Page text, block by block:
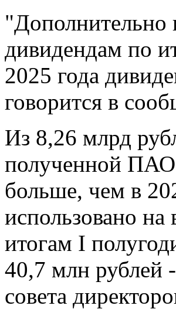
"Дополнительно
дивидендам по
2025 года
говорится в
Из 8,26 млрд
полученной ПАО
больше, чем в
использовано
итогам I
40,7 млн рублей
совета